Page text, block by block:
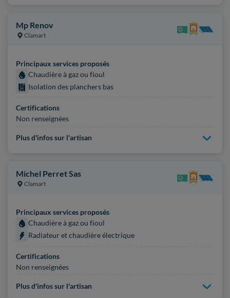
Mp Renov
Clamart
Principaux services proposés
Chaudière à gaz ou fioul
Isolation des planchers bas
Certifications
Non renseignées
Plus d'infos sur l'artisan
Michel Perret Sas
Clamart
Principaux services proposés
Chaudière à gaz ou fioul
Radiateur et chaudière électrique
Certifications
Non renseignées
Plus d'infos sur l'artisan